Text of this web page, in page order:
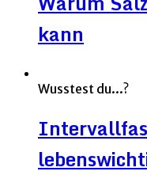
kann
Wusstest du...?